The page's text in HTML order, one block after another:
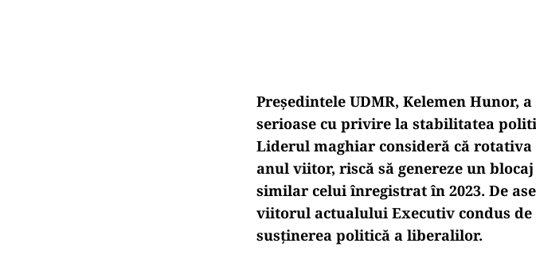
Președintele UDMR, Kelemen Hunor,
serioase cu privire la stabilitatea
Liderul maghiar consideră că
anul viitor, riscă să genereze un
similar celui înregistrat în 2023. De
viitorul actualului Executiv condus
susținerea politică a liberalilor.